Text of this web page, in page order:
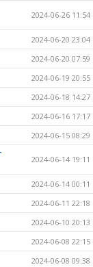
2024-06-26 11:54
2024-06-20 23:04
2024-06-20 07:59
2024-06-19 20:55
2024-06-18 14:27
2024-06-16 17:17
2024-06-15 08:29
2024-06-14 19:11
2024-06-14 00:11
2024-06-11 22:18
2024-06-10 20:13
2024-06-08 22:15
2024-06-08 09:38